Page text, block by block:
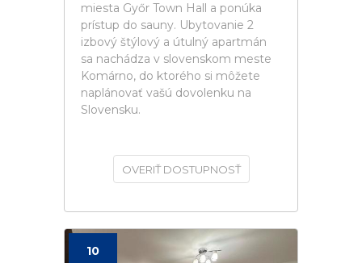
miesta Győr Town Hall a ponúka
prístup do sauny. Ubytovanie 2
izbový štýlový a útulný apartmán
sa nachádza v slovenskom meste
Komárno, do ktorého si môžete
naplánovať vašú dovolenku na
Slovensku.
OVERIŤ DOSTUPNOSŤ
10